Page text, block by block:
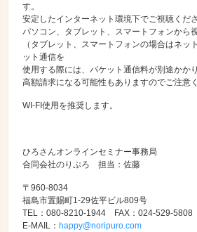
す。
安定したインターネット環境下でご視聴くださ
パソコン、タブレット、スマートフォンから
（タブレット、スマートフォンの場合はネッ
ット通信を
使用する際には、パケット通信料が別途かかり
高額請求になる可能性もありますのでご注意
WI-FI使用を推奨します。
ひろさんオンラインセミナー事務局
合同会社のりぷろ 担当：佐藤
〒960-8034
福島市置賜町1-29佐平ビル809号
TEL：080-8210-1944 FAX：024-529-5808
E-MAIL： happy@noripuro.com